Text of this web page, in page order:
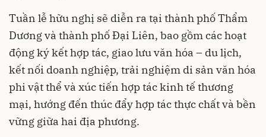
Tuần lễ hữu nghị sẽ diễn ra tại thành phố Thẩm
Dương và thành phố Đại Liên, bao gồm các hoạt
động ký kết hợp tác, giao lưu văn hóa – du lịch,
kết nối doanh nghiệp, trải nghiệm di sản văn hóa
phi vật thể và xúc tiến hợp tác kinh tế thương
mại, hướng đến thúc đẩy hợp tác thực chất và bền
vững giữa hai địa phương.